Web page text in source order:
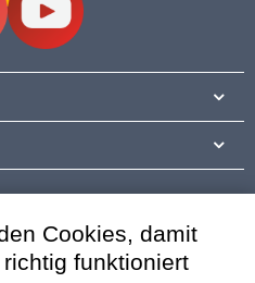
Cookies, damit
funktioniert